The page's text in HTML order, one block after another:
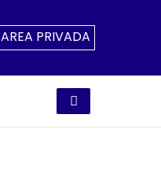
AREA PRIVADA